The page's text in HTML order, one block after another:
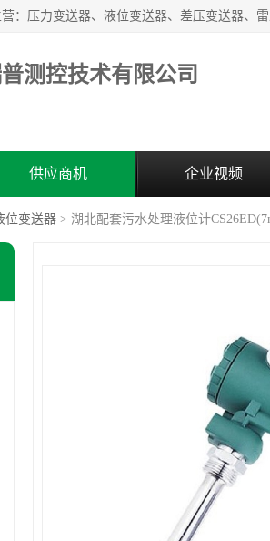
测控技术有限公司
供应商机 企业视频
位变送器 > 湖北配套污水处理液位计